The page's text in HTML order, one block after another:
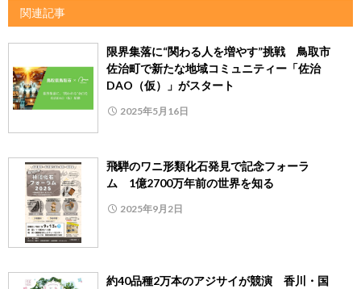
関連記事
限界集落に“関わる人を増やす”挑戦 鳥取市
佐治町で新たな地域コミュニティー「佐治
DAO（仮）」がスタート
2025年5月16日
飛騨のワニ形類化石発見で記念フォーラ
ム 1億2700万年前の世界を知る
2025年9月2日
約40品種2万本のアジサイが競演 香川・国